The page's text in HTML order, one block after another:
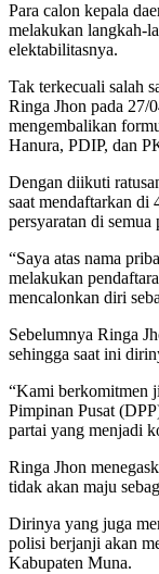
Para calon kepala
melakukan langkah-
elektabilitasnya.
Tak terkecuali salah
Ringa Jhon pada 27/
mengembalikan
Hanura, PDIP, dan
Dengan diikuti
saat mendaftarkan di
persyaratan di
“Saya atas nama
melakukan
mencalonkan diri
Sebelumnya Ringa
sehingga saat ini
“Kami berkomitmen
Pimpinan Pusat
partai yang menjadi
Ringa Jhon
tidak akan maju
Dirinya yang juga
polisi berjanji akan
Kabupaten Muna.